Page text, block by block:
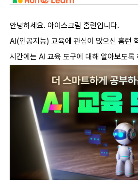
안녕하세요. 아이스크림 홈런입니다.
AI(인공지능) 교육에 관심이 많으신 홈런
시간에는 AI 교육 도구에 대해 알아보도록